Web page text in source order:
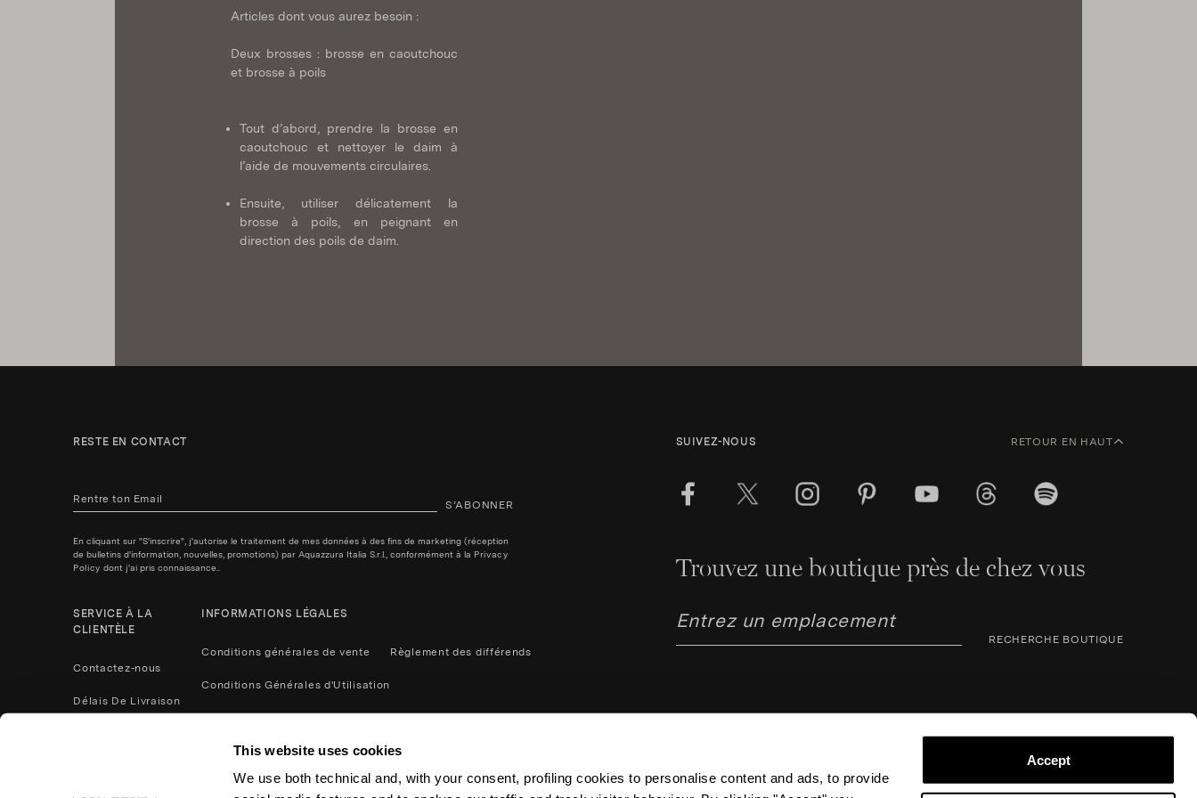
This website uses cookies
We use both technical and, with your consent, profiling cookies to personalise content and ads, to provide
Accept
Articles dont vous aurez besoin :
Deux brosses : brosse en caoutchouc
et brosse à poils
Tout d’abord, prendre la brosse en
caoutchouc et nettoyer le daim à
l’aide de mouvements circulaires.
Ensuite, utiliser délicatement la
brosse à poils, en peignant en
direction des poils de daim.
RESTE EN CONTACT
S’ABONNER
En cliquant sur "S'inscrire", j'autorise le traitement de mes données à des fins de marketing (réception
de bulletins d'information, nouvelles, promotions) par Aquazzura Italia S.r.l., conformément à la Privacy
Policy dont j'ai pris connaissance..
SERVICE À LA
CLIENTÈLE
Contactez-nous
Délais De Livraison
INFORMATIONS LÉGALES
Conditions générales de vente
Conditions Générales d'Utilisation
Cookies
Retours et remboursements
Règlement des différends
SUIVEZ-NOUS RETOUR EN HAUT
Trouvez une boutique près de chez vous
RECHERCHE BOUTIQUE